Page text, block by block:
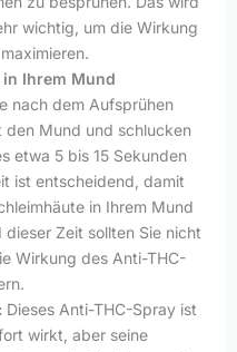
wichtig, um die Wirkung
Ihrem Mund
nach dem Aufsprühen
Mund und schlucken
etwa 5 bis 15 Sekunden
ist entscheidend, damit
in Ihrem Mund
Zeit sollten Sie nicht
Wirkung des Anti-THC-
Dieses Anti-THC-Spray ist
wirkt, aber seine